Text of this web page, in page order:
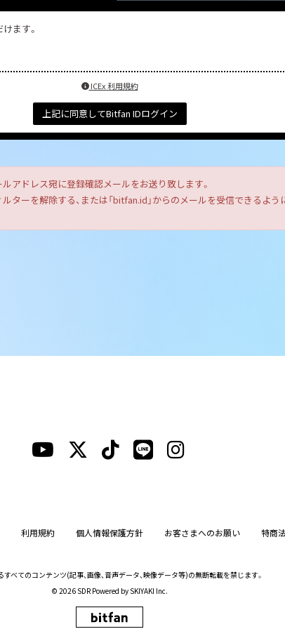
ます。
ICEx 利用規約
上記に同意してBitfan IDログイン
アドレス宛に登録確認メールをお送り致します。
ターを解除する、または「bitfan.id」からのメールを受信できるよ
利用規約 個人情報保護方針 お客さまへのお願い 特商
すべてのコンテンツ(記事、画像、音声データ、映像データ等)の無断転載を禁じます。
© 2026 SDR Powered by SKIYAKI Inc.